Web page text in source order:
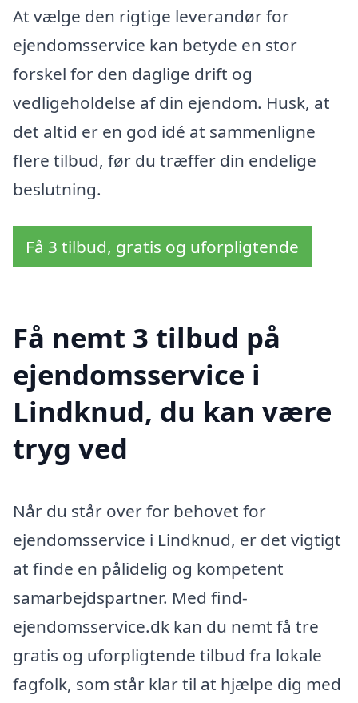
At vælge den rigtige leverandør for
ejendomsservice kan betyde en stor
forskel for den daglige drift og
vedligeholdelse af din ejendom. Husk, at
det altid er en god idé at sammenligne
flere tilbud, før du træffer din endelige
beslutning.
Få 3 tilbud, gratis og uforpligtende
Få nemt 3 tilbud på
ejendomsservice i
Lindknud, du kan være
tryg ved
Når du står over for behovet for
ejendomsservice i Lindknud, er det vigtigt
at finde en pålidelig og kompetent
samarbejdspartner. Med find-
ejendomsservice.dk kan du nemt få tre
gratis og uforpligtende tilbud fra lokale
fagfolk, som står klar til at hjælpe dig med